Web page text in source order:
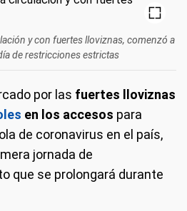
y con fuertes lloviznas, comenzó a
de restricciones estrictas
por las fuertes lloviznas
en los accesos para
de coronavirus en el país,
jornada de
que se prolongará durante